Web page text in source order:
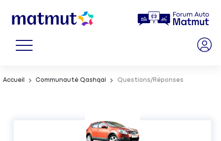
Accueil Communauté Qashqai Questions/Réponses